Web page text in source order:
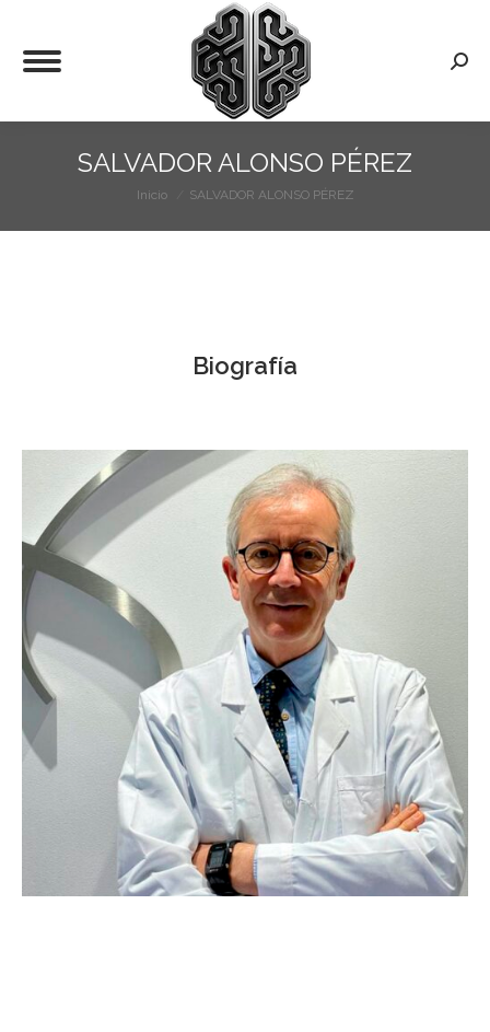
SALVADOR ALONSO PÉREZ
Estás aquí:
Inicio SALVADOR ALONSO PÉREZ
Biografía